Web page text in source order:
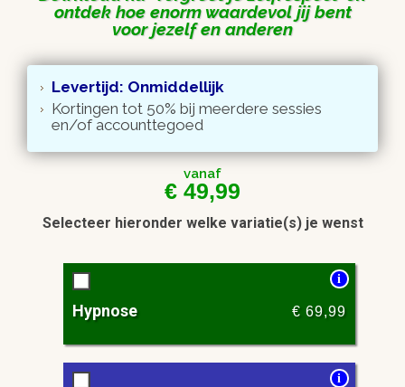
ontdek hoe enorm waardevol jij bent
voor jezelf en anderen
Levertijd: Onmiddellijk
Kortingen tot 50% bij meerdere sessies
en/of accounttegoed
vanaf
€ 49,99
Selecteer hieronder welke variatie(s) je wenst
i
Hypnose € 69,99
i